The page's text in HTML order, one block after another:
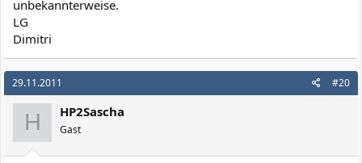
unbekannterweise.
LG
Dimitri
29.11.2011 #20
H HP2Sascha
Gast